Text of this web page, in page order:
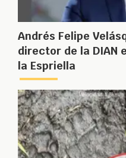
Andrés Felipe
director de la DIAN
la Espriella